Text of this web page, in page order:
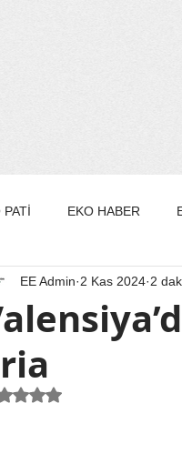
PATİ EKO HABER
EKO STİL/MODA/
EKO YAŞAM
EE Admin 2 Kas 2024 2
5 üzerinden NaN yıldız